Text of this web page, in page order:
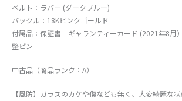
ベルト：ラバー (ダークブルー)
バックル：18Kピンクゴールド
付属品：保証書 ギャランティーカード (2021年8
整ピン
中古品（商品ランク：A）
【風防】ガラスのカケや傷なども無く、大変綺麗な状